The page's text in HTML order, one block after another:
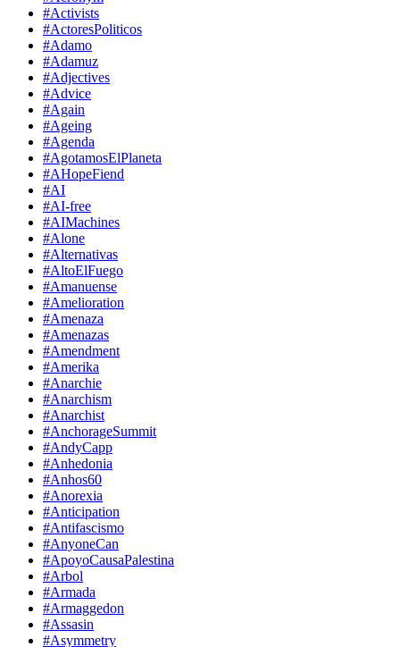
#Activists
#ActoresPoliticos
#Adamo
#Adamuz
#Adjectives
#Advice
#Again
#Ageing
#Agenda
#AgotamosElPlaneta
#AHopeFiend
#AI
#AI-free
#AIMachines
#Alone
#Alternativas
#AltoElFuego
#Amanuense
#Amelioration
#Amenaza
#Amenazas
#Amendment
#Amerika
#Anarchie
#Anarchism
#Anarchist
#AnchorageSummit
#AndyCapp
#Anhedonia
#Anhos60
#Anorexia
#Anticipation
#Antifascismo
#AnyoneCan
#ApoyoCausaPalestina
#Arbol
#Armada
#Armaggedon
#Assasin
#Asymmetry